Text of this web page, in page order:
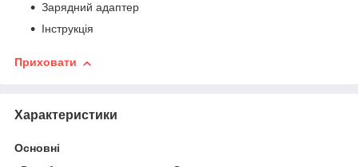
Зарядний адаптер
Інструкція
Приховати
Характеристики
Основні